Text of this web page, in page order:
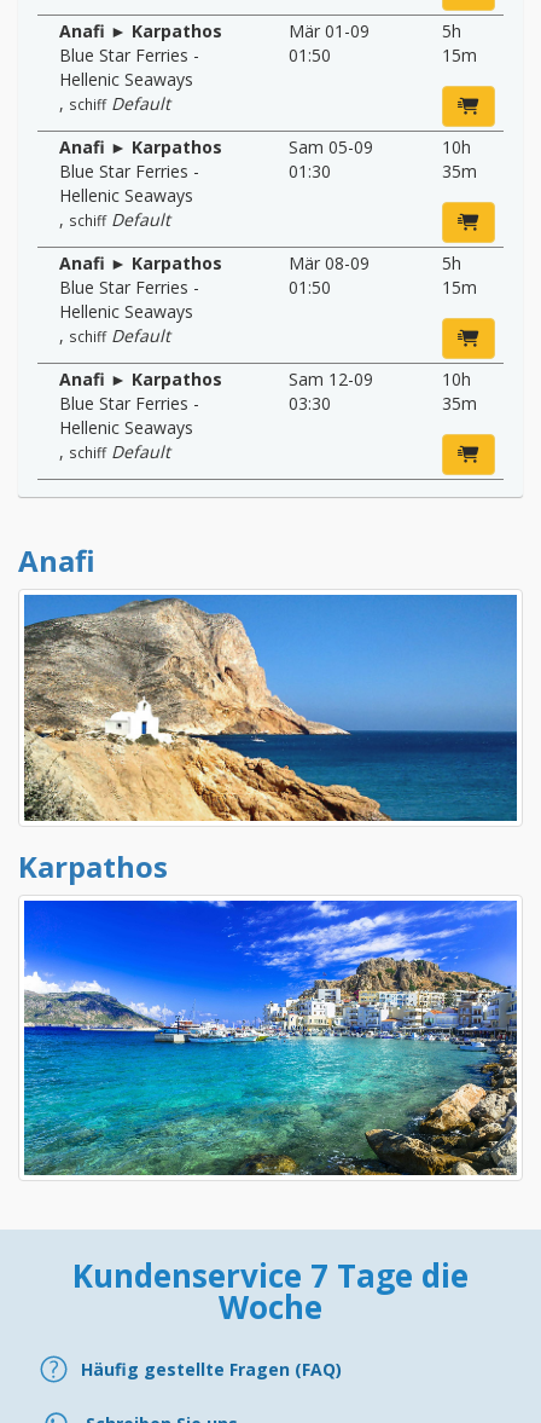
Anafi ► Karpathos
Blue Star Ferries -
Hellenic Seaways
, schiff Default
Mär 01-09
01:50
5h
15m
Anafi ► Karpathos
Blue Star Ferries -
Hellenic Seaways
, schiff Default
Sam 05-09
01:30
10h
35m
Anafi ► Karpathos
Blue Star Ferries -
Hellenic Seaways
, schiff Default
Mär 08-09
01:50
5h
15m
Anafi ► Karpathos
Blue Star Ferries -
Hellenic Seaways
, schiff Default
Sam 12-09
03:30
10h
35m
Anafi
Karpathos
Kundenservice 7 Tage die
Woche
Häufig gestellte Fragen (FAQ)